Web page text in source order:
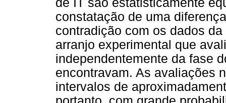
de IT são estatisticamente
constatação de uma
contradição com os dados
arranjo experimental que
independentemente da fase
encontravam. As avaliações
intervalos de